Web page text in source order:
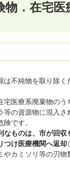
．在宅医
は不純物を取り除
宅医療系廃棄物の
等の資源物に混入
です。
なものは、市が回
つけ医療機関へ返却
やカミソリ等の刃物